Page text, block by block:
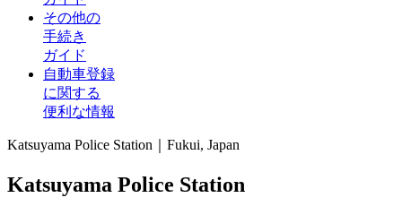
その他の
手続き
ガイド
自動車登録
に関する
便利な情報
Katsuyama Police Station｜Fukui, Japan
Katsuyama Police Station